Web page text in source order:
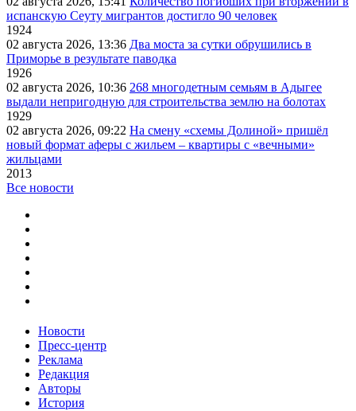
испанскую Сеуту мигрантов достигло 90 человек
1924
02 августа 2026, 13:36 Два моста за сутки обрушились в
Приморье в результате паводка
1926
02 августа 2026, 10:36 268 многодетным семьям в Адыгее
выдали непригодную для строительства землю на болотах
1929
02 августа 2026, 09:22 На смену «схемы Долиной» пришёл
новый формат аферы с жильем – квартиры с «вечными»
жильцами
2013
Все новости
Новости
Пресс-центр
Реклама
Редакция
Авторы
История